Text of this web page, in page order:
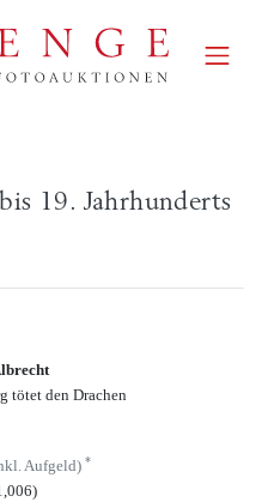
19. Jahrhunderts
tötet den Drachen
Aufgeld)*